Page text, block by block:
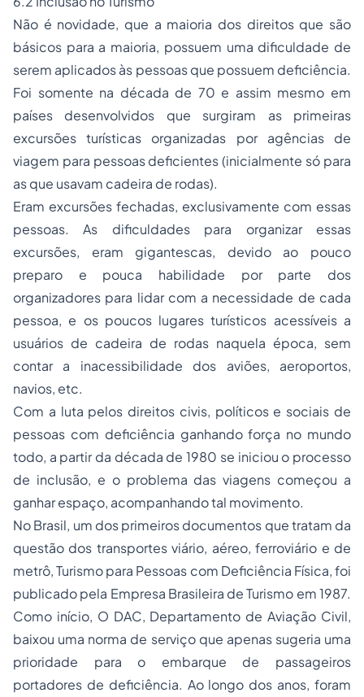
Não é novidade, que a maioria dos direitos que são
básicos para a maioria, possuem uma dificuldade de
serem aplicados às pessoas que possuem deficiência.
Foi somente na década de 70 e assim mesmo em
países desenvolvidos que surgiram as primeiras
excursões turísticas organizadas por agências de
viagem para pessoas deficientes (inicialmente só para
as que usavam cadeira de rodas).
Eram excursões fechadas, exclusivamente com essas
pessoas. As dificuldades para organizar essas
excursões, eram gigantescas, devido ao pouco
preparo e pouca habilidade por parte dos
organizadores para lidar com a necessidade de cada
pessoa, e os poucos lugares turísticos acessíveis a
usuários de cadeira de rodas naquela época, sem
contar a inacessibilidade dos aviões, aeroportos,
navios, etc.
Com a luta pelos direitos civis, políticos e sociais de
pessoas com deficiência ganhando força no mundo
todo, a partir da década de 1980 se iniciou o processo
de inclusão, e o problema das viagens começou a
ganhar espaço, acompanhando tal movimento.
No Brasil, um dos primeiros documentos que tratam da
questão dos transportes viário, aéreo, ferroviário e de
metrô, Turismo para Pessoas com Deficiência Física, foi
publicado pela Empresa Brasileira de Turismo em 1987.
Como início, O DAC, Departamento de Aviação Civil,
baixou uma norma de serviço que apenas sugeria uma
prioridade para o embarque de passageiros
portadores de deficiência. Ao longo dos anos, foram